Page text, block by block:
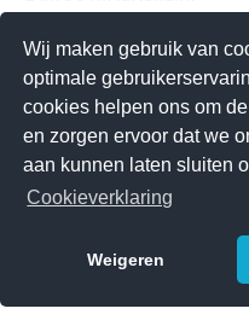
Wij maken gebruik van
optimale
cookies helpen ons om
en zorgen ervoor dat we
aan kunnen laten sluiten
Cookieverklaring
Weigeren
Volg ons ook op:
Twitter
Youtube